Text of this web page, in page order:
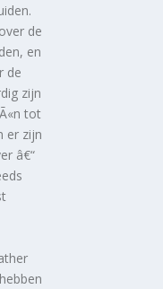
de
en
de
zijn
tot
er zijn
â€“